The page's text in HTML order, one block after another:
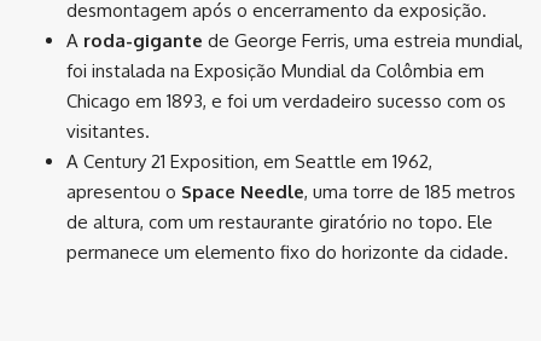
desmontagem após o encerramento da exposição.
A roda-gigante de George Ferris, uma estreia mundial,
foi instalada na Exposição Mundial da Colômbia em
Chicago em 1893, e foi um verdadeiro sucesso com os
visitantes.
A Century 21 Exposition, em Seattle em 1962,
apresentou o Space Needle, uma torre de 185 metros
de altura, com um restaurante giratório no topo. Ele
permanece um elemento fixo do horizonte da cidade.